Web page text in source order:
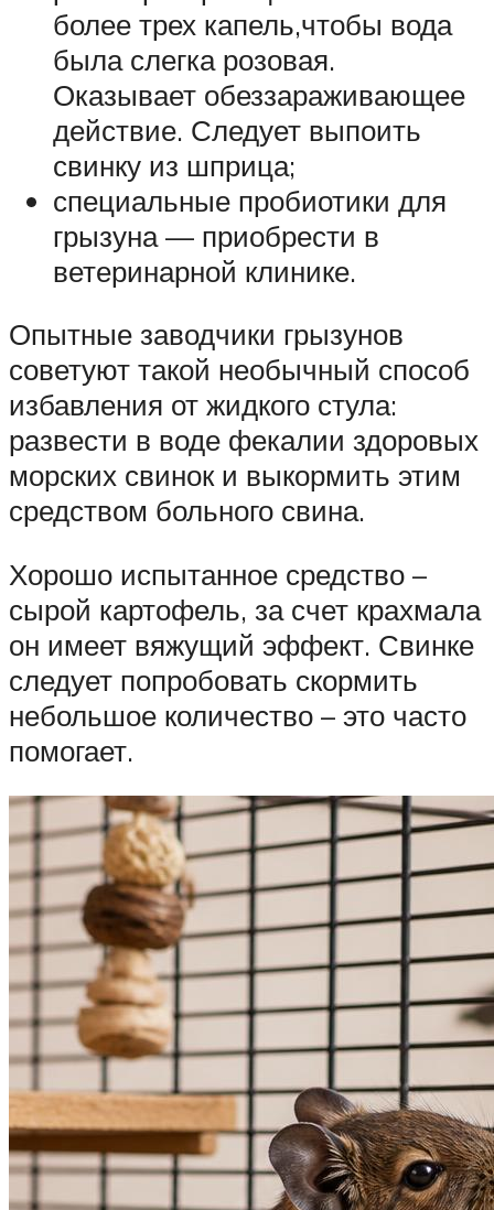
более трех капель,чтобы вода
была слегка розовая.
Оказывает обеззараживающее
действие. Следует выпоить
свинку из шприца;
специальные пробиотики для
грызуна — приобрести в
ветеринарной клинике.
Опытные заводчики грызунов
советуют такой необычный способ
избавления от жидкого стула:
развести в воде фекалии здоровых
морских свинок и выкормить этим
средством больного свина.
Хорошо испытанное средство –
сырой картофель, за счет крахмала
он имеет вяжущий эффект. Свинке
следует попробовать скормить
небольшое количество – это часто
помогает.